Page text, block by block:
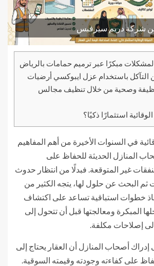
من شركة دريم سيرفيس
مبكرًا عبر ترميم حمامات بالرياض
التآكل باستخدام عزل ايبوكسي أرضيات
وصحية من خلال تنظيف مجالس
استثمارًا ذكيًا؟
في السنوات الأخيرة من أهم المفاهيم
المنازل الحديثة للحفاظ على
غير المتوقعة. فبدلًا من انتظار حدوث
ثم البحث عن حلول لها، يتجه الكثير من
خطوات استباقية تساعد على اكتشاف
المبكرة ومعالجتها قبل أن تتحول إلى
إصلاحات مكلفة.
إدراك أصحاب المنازل أن العقار يحتاج إلى
على كفاءته وجودته وقيمته السوقية.